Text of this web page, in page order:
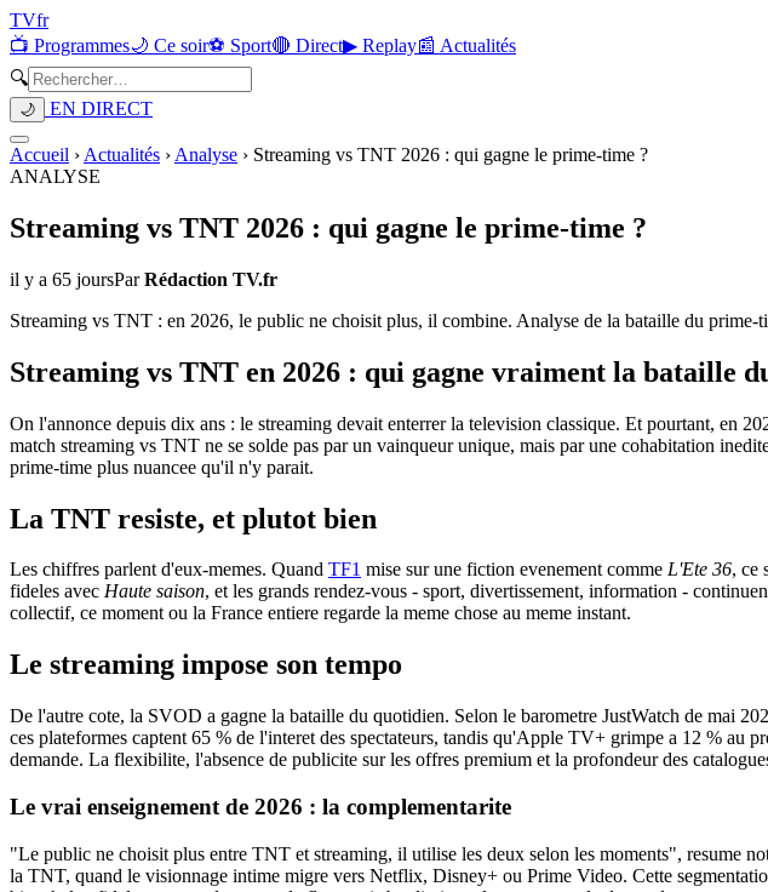
TVfr
📺 Programmes🌙 Ce soir⚽ Sport🔴 Direct▶ Replay📰 Actualités
🔍
🌙 EN DIRECT
Accueil › Actualités › Analyse › Streaming vs TNT 2026 : qui gagne le prime-time ?
ANALYSE
Streaming vs TNT 2026 : qui gagne le prime-time ?
il y a 65 joursParRédaction TV.fr
Streaming vs TNT : en 2026, le public ne choisit plus, il combine. Analyse de la bataille du
Streaming vs TNT en 2026 : qui gagne vraiment la bataille
On l'annonce depuis dix ans : le streaming devait enterrer la television classique. Et pourtant, en
match streaming vs TNT ne se solde pas par un vainqueur unique, mais par une cohabitation
prime-time plus nuancee qu'il n'y parait.
La TNT resiste, et plutot bien
Les chiffres parlent d'eux-memes. Quand TF1 mise sur une fiction evenement comme L'Ete 36, ce
fideles avec Haute saison, et les grands rendez-vous - sport, divertissement, information -
collectif, ce moment ou la France entiere regarde la meme chose au meme instant.
Le streaming impose son tempo
De l'autre cote, la SVOD a gagne la bataille du quotidien. Selon le barometre JustWatch de mai
ces plateformes captent 65 % de l'interet des spectateurs, tandis qu'Apple TV+ grimpe a 12 % au
demande. La flexibilite, l'absence de publicite sur les offres premium et la profondeur des
Le vrai enseignement de 2026 : la complementarite
"Le public ne choisit plus entre TNT et streaming, il utilise les deux selon les moments", resume
la TNT, quand le visionnage intime migre vers Netflix, Disney+ ou Prime Video. Cette